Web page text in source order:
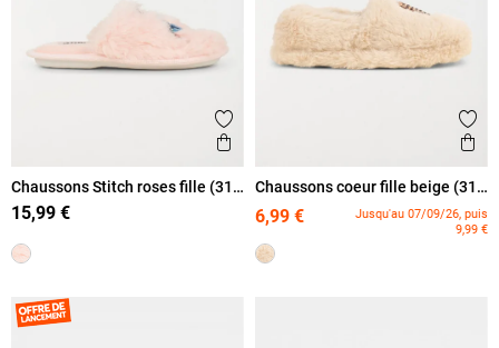
Ajouter aux favoris
Aperçu rapide
Chaussons Stitch roses fille (31-
35)
15,99 €
Chaussons coeur fille beige (31-
6,99 €
Jusqu'au 07/09/26, puis
9,99 €